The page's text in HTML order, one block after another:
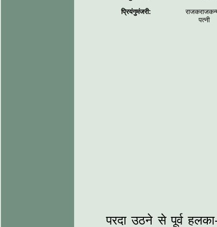
प्रियंगुमंजरी:
पत्नी
परदा उठने से पूर्व